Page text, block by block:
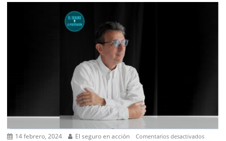
14 febrero, 2024 El seguro en acción Comentarios desactivadosen